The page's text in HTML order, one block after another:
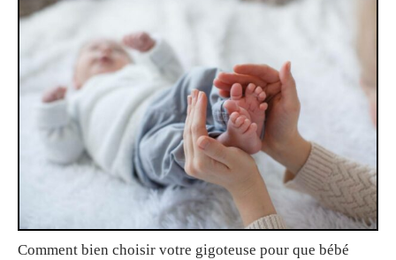
Comment bien choisir votre gigoteuse pour que bébé